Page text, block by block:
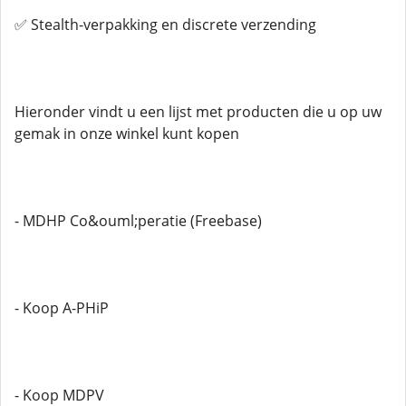
✅ Stealth-verpakking en discrete verzending
Hieronder vindt u een lijst met producten die u op uw
gemak in onze winkel kunt kopen
- MDHP Co&ouml;peratie (Freebase)
- Koop A-PHiP
- Koop MDPV